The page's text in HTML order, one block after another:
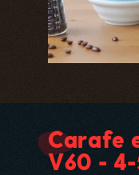
Carafe
V60 -